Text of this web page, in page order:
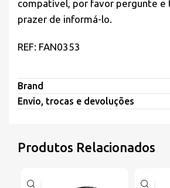
compatível, por favor pergunte e
prazer de informá-lo.
REF: FAN0353
Brand
Envio, trocas e devoluções
Produtos Relacionados